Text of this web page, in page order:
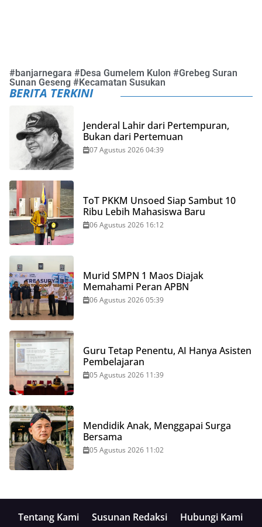
#banjarnegara #Desa Gumelem Kulon #Grebeg Suran
Sunan Geseng #Kecamatan Susukan
BERITA TERKINI
Jenderal Lahir dari Pertempuran,
Bukan dari Pertemuan
07 Agustus 2026 04:39
ToT PKKM Unsoed Siap Sambut 10
Ribu Lebih Mahasiswa Baru
06 Agustus 2026 16:12
Murid SMPN 1 Maos Diajak
Memahami Peran APBN
06 Agustus 2026 05:39
Guru Tetap Penentu, AI Hanya Asisten
Pembelajaran
05 Agustus 2026 11:39
Mendidik Anak, Menggapai Surga
Bersama
05 Agustus 2026 11:02
Tentang Kami Susunan Redaksi Hubungi Kami